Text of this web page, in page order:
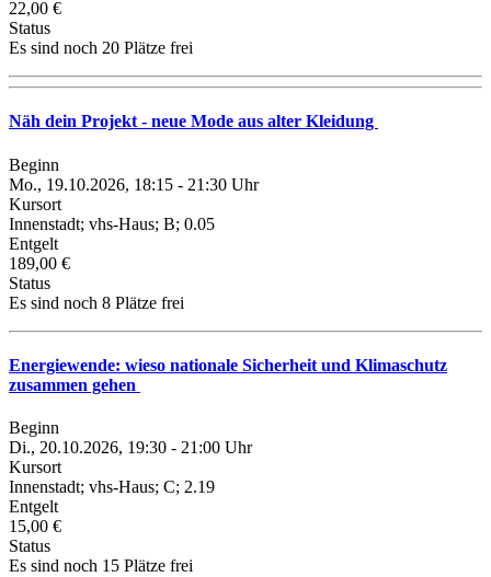
22,00 €
Status
Es sind noch 20 Plätze frei
Näh dein Projekt - neue Mode aus alter Kleidung
Beginn
Mo., 19.10.2026, 18:15 - 21:30 Uhr
Kursort
Innenstadt; vhs-Haus; B; 0.05
Entgelt
189,00 €
Status
Es sind noch 8 Plätze frei
Energiewende: wieso nationale Sicherheit und Klimaschutz
zusammen gehen
Beginn
Di., 20.10.2026, 19:30 - 21:00 Uhr
Kursort
Innenstadt; vhs-Haus; C; 2.19
Entgelt
15,00 €
Status
Es sind noch 15 Plätze frei